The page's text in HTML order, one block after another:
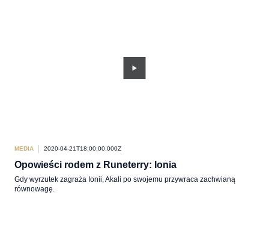
MEDIA 2020-04-21T18:00:00.000Z
Opowieści rodem z Runeterry: Ionia
Gdy wyrzutek zagraża Ionii, Akali po swojemu przywraca zachwianą
równowagę.